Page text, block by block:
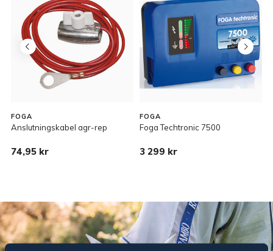
FOGA
Anslutningskabel agr-rep
74,95 kr
FOGA
Foga Techtronic 7500
3 299 kr